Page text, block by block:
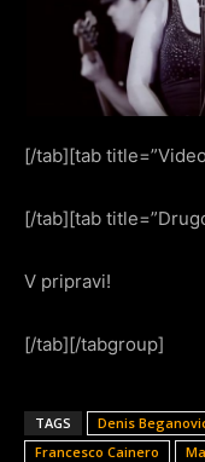
[/tab][tab
[/tab][tab
V pripravi!
[/tab][/tabgroup]
TAGS Denis
Francesco Cainero